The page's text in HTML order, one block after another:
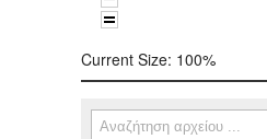
Current Size: 100%
Φόρμα αναζήτησης
Αναζήτηση